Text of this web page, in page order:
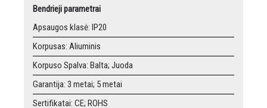
Bendrieji parametrai
Apsaugos klasė: IP20
Korpusas: Aliuminis
Korpuso Spalva: Balta; Juoda
Garantija: 3 metai; 5 metai
Sertifikatai: CE; ROHS